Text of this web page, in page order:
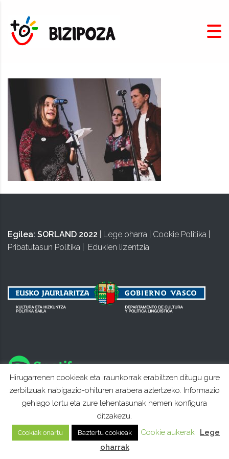
Egilea: SORLAND 2022 Lege oharra Cookie Politika
Pribatutasun Politika
Edukien lizentzia
Hirugarrenen cookieak eta iraunkorrak erabiltzen ditugu gure
zerbitzuak nabigazio-ohituren arabera aztertzeko. Informazio
gehiago lortu eta zure lehentasunak hemen konfigura
ditzakezu.
Cookiak onartu Baztertu cookieak Cookie aukerak
Lege
oharrak